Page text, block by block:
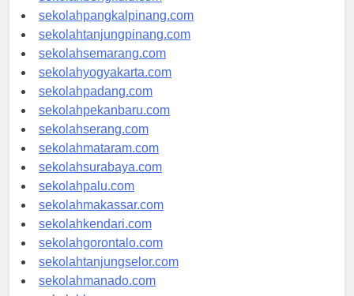
sekolahbengkulu.com
sekolahpangkalpinang.com
sekolahtanjungpinang.com
sekolahsemarang.com
sekolahyogyakarta.com
sekolahpadang.com
sekolahpekanbaru.com
sekolahserang.com
sekolahmataram.com
sekolahsurabaya.com
sekolahpalu.com
sekolahmakassar.com
sekolahkendari.com
sekolahgorontalo.com
sekolahtanjungselor.com